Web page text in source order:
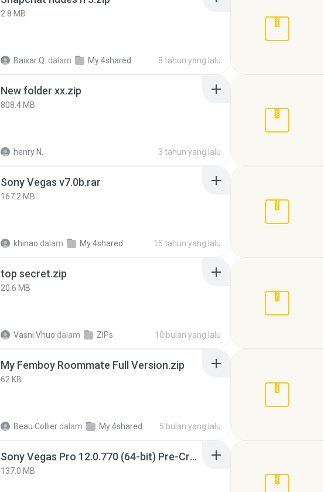
2.8 MB
Baixar Q. dalam My 4shared 8 tahun yang lalu
New folder xx.zip
808.4 MB
henry N. 3 tahun yang lalu
Sony Vegas v7.0b.rar
167.2 MB
khinao dalam My 4shared 15 tahun yang lalu
top secret.zip
20.6 MB
Vasni Vhuo dalam ZIPs 10 bulan yang lalu
My Femboy Roommate Full Version.zip
62 KB
Beau Collier dalam My 4shared 5 bulan yang lalu
Sony Vegas Pro 12.0.770 (64-bit) Pre-Cracked.zip
137.0 MB